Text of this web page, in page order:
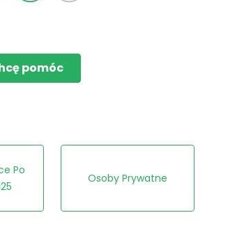
pomóc
Po
Osoby Prywatne